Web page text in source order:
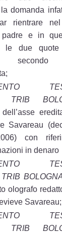
domanda
rientrare nel
padre e in
le due quote
secondo
TRIB
dell’asse
Savareau
con
in denaro
olografo
Savareau;
TRIB